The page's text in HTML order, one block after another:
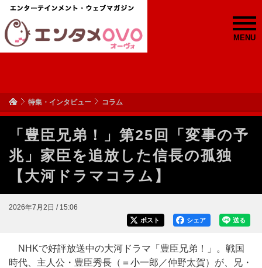
MENU
特集・インタビュー コラム
「豊臣兄弟！」第25回「変事の予
兆」家臣を追放した信長の孤独
【大河ドラマコラム】
2026年7月2日 / 15:06
送る
シェア
ポスト
NHKで好評放送中の大河ドラマ「豊臣兄弟！」。戦国
時代、主人公・豊臣秀長（＝小一郎／仲野太賀）が、兄・